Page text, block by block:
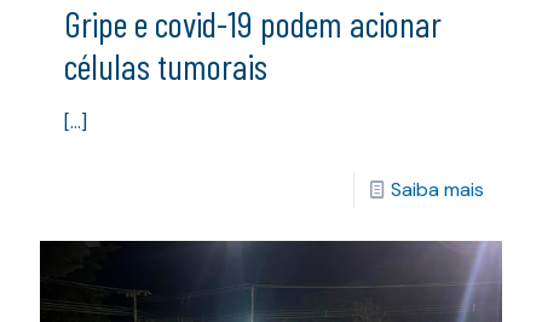
Gripe e covid-19 podem acionar
células tumorais
[…]
Saiba mais